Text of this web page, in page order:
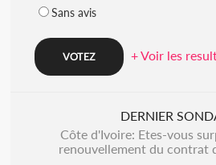
Sans avis
+ Voir les
DERNIER
Côte d'Ivoire: Etes-vous
renouvellement du contrat